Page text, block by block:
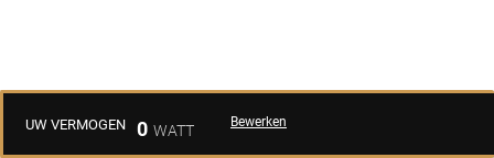
UW VERMOGEN 0 Bewerken